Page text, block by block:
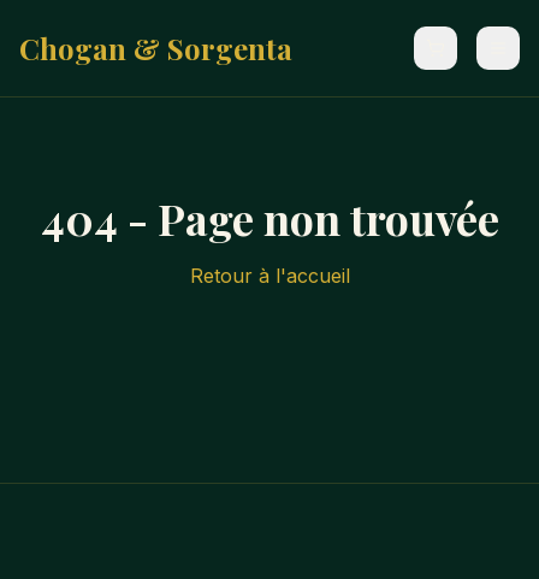
Chogan & Sorgenta
404 - Page non trouvée
Retour à l'accueil